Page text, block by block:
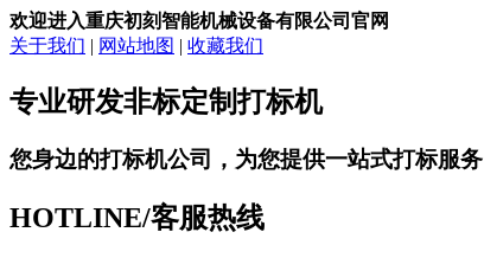
欢迎进入重庆初刻智能机械设备有限公司官网
关于我们 | 网站地图 | 收藏我们
专业研发非标定制打标机
您身边的打标机公司，为您提供一站式打标服务
HOTLINE/客服热线